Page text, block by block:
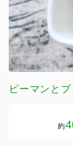
ピーマンと
約